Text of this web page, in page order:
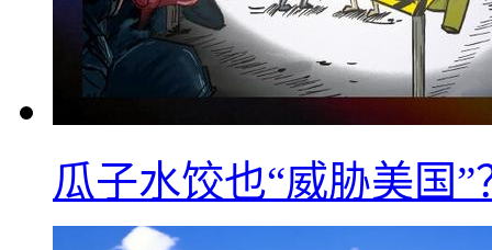
瓜子水饺也“威胁美国”